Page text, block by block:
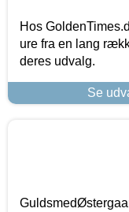
Hos
ure fra en lang
deres udvalg.
Se